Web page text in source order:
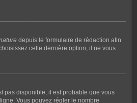
depuis le formulaire de rédaction afin
cette dernière option, il ne vous
pas disponible, il est probable que vous
Vous pouvez régler le nombre